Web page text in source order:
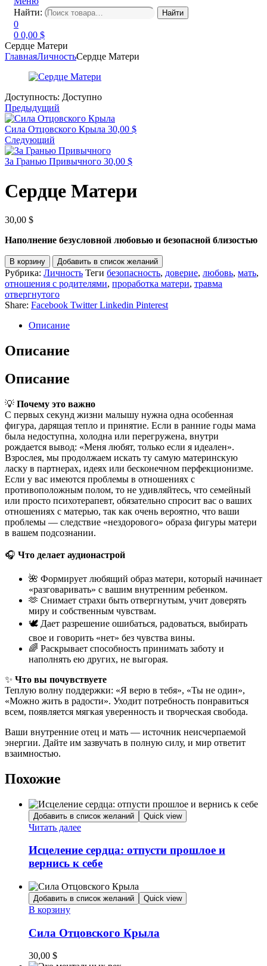
Найти:
Найти
0
0 0,00 $
Сердце Матери
ГлавнаяЛичностьСердце Матери
Доступность: Доступно
Предыдущий
Сила Отцовского Крыла 30,00 $
Следующий
За Гранью Привычного 30,00 $
Сердце Матери
30,00 $
Наполнение безусловной любовью и безопасной близостью
В корзину Добавить в список желаний
Рубрика: Личность Теги безопасность, доверие, любовь, мать,
отношения с родителями, проработка матери, травма
отвергнутого
Share: Facebook Twitter Linkedin Pinterest
Описание
Описание
Описание
💡 Почему это важно
С первых секунд жизни малышу нужна одна особенная
фигура, дарящая тепло и принятие. Если в ранние годы мама
была недоступна, холодна или перегружена, внутри
рождается вывод: «Меня любят, только если я идеален».
Взрослея, мы продолжаем искать ту самую материнскую
ласку в партнерах, идеях или бесконечном перфекционизме.
Если у вас имеются проблемы в отношениях с
противоположным полом, то не удивляйтесь, что семейный
или просто психотерапевт, обязательно спросит вас о ваших
отношениях с матерью, так как очень вероятно, что ваши
проблемы — следствие «нездорового» образа фигуры матери
в вашем подсознании.
🎧 Что делает аудионастрой
🌺 Формирует любящий образ матери, который начинает
«разговаривать» с вашим внутренним ребенком.
🫶 Снимает страхи быть отвергнутым, учит доверять
миру и собственным чувствам.
🕊️ Дает разрешение ошибаться, радоваться, выбирать
свое и говорить «нет» без чувства вины.
🌈 Раскрывает способность принимать заботу и
наполнять ею других, не выгорая.
✨ Что вы почувствуете
Теплую волну поддержки: «Я верю в тебя», «Ты не один»,
«Можно жить в радости». Уходит потребность понравиться
всем, появляется мягкая уверенность и творческая свобода.
Ваши внутренние отец и мать — источник неисчерпаемой
энергии. Дайте им зазвучать в полную силу, и мир ответит
взаимностью.
Похожие
Добавить в список желаний Quick view
Читать далее
Исцеление сердца: отпусти прошлое и
вернись к себе
Добавить в список желаний Quick view
В корзину
Сила Отцовского Крыла
30,00 $